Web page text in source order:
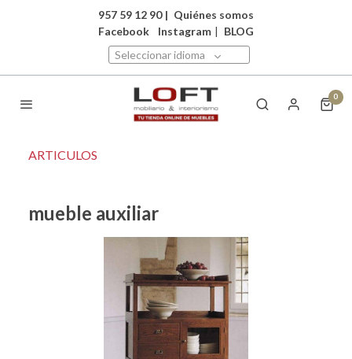
957 59 12 90 | Quiénes somos
Facebook
Instagram | BLOG
Seleccionar idioma
0
ARTICULOS
mueble auxiliar